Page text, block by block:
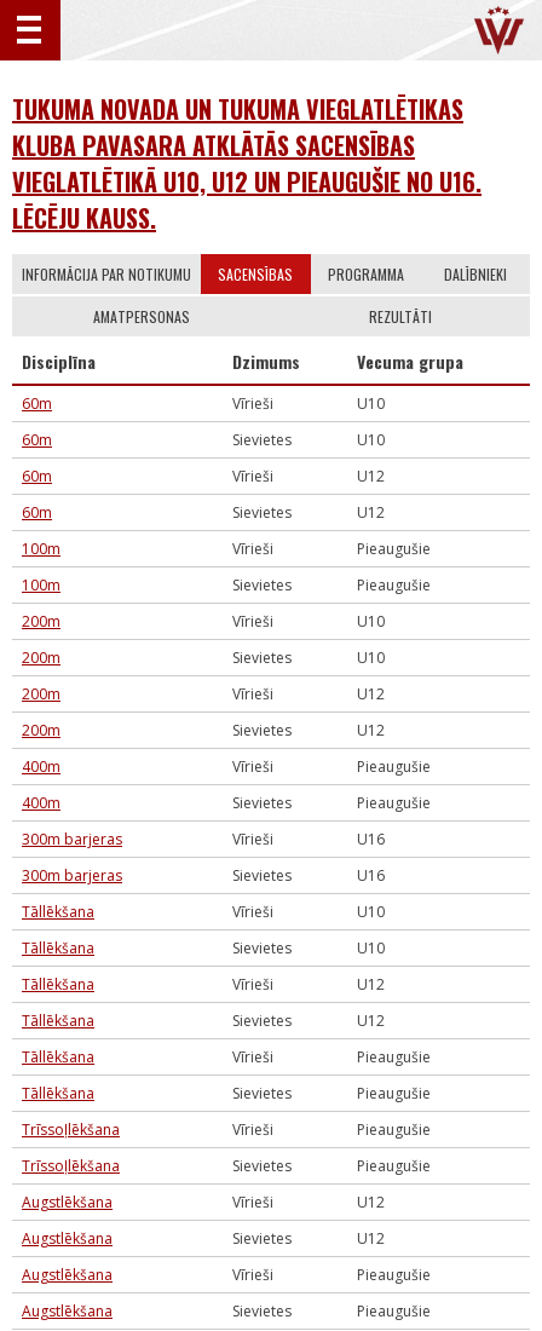
TUKUMA NOVADA UN TUKUMA VIEGLATLĒTIKAS
KLUBA PAVASARA ATKLĀTĀS SACENSĪBAS
VIEGLATLĒTIKĀ U10, U12 UN PIEAUGUŠIE NO U16.
LĒCĒJU KAUSS.
INFORMĀCIJA PAR NOTIKUMU SACENSĪBAS PROGRAMMA DALĪBNIEKI
AMATPERSONAS REZULTĀTI
Disciplīna Dzimums Vecuma grupa
60m Vīrieši
U10
60m
Sievietes
U10
60m
Vīrieši
U12
60m
Sievietes
U12
100m
Vīrieši
Pieaugušie
100m
Sievietes
Pieaugušie
200m
Vīrieši
U10
200m
Sievietes
U10
200m
Vīrieši
U12
200m
Sievietes
U12
400m
Vīrieši
Pieaugušie
400m
Sievietes
Pieaugušie
300m barjeras
Vīrieši
U16
300m barjeras
Sievietes
U16
Tāllēkšana
Vīrieši
U10
Tāllēkšana
Sievietes
U10
Tāllēkšana
Vīrieši
U12
Tāllēkšana
Sievietes
U12
Tāllēkšana
Vīrieši
Pieaugušie
Tāllēkšana
Sievietes
Pieaugušie
Trīssoļlēkšana
Vīrieši
Pieaugušie
Trīssoļlēkšana
Sievietes
Pieaugušie
Augstlēkšana
Vīrieši
U12
Augstlēkšana
Sievietes
U12
Augstlēkšana
Vīrieši
Pieaugušie
Augstlēkšana
Sievietes
Pieaugušie